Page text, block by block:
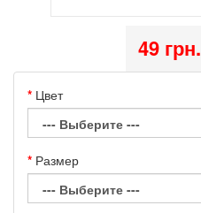
49 грн.
Цвет
Размер